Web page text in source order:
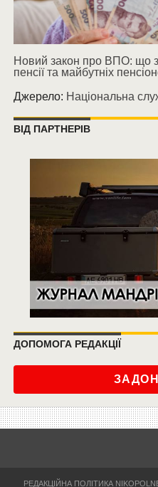
Новий закон про ВПО: що
пенсії та майбутніх
Джерело: Національна
ВІД ПАРТНЕРІВ
ДОПОМОГА РЕДАКЦІЇ
РЕДАКЦІЙНА ПОЛІТИКА